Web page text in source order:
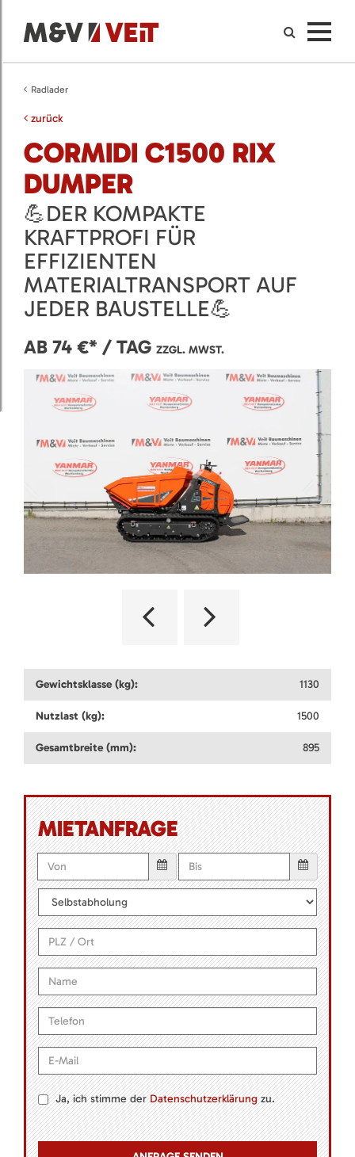
Radlader
zurück
CORMIDI C1500 RIX
DUMPER
💪DER KOMPAKTE
KRAFTPROFI FÜR
EFFIZIENTEN
MATERIALTRANSPORT AUF
JEDER BAUSTELLE💪
AB 74 €* / TAG ZZGL. MWST.
Gewichtsklasse (kg): 1130
Nutzlast (kg): 1500
Gesamtbreite (mm): 895
MIETANFRAGE
Ja, ich stimme derDatenschutzerklärungzu.